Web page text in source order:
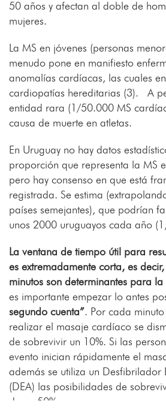
50 años y afectan al doble de
mujeres.
La MS en jóvenes (personas
menudo pone en manifiesto
anomalías cardíacas, las cuales
cardiopatías hereditarias (3). A
entidad rara (1/50.000 MS
causa de muerte en atletas.
En Uruguay no hay datos
proporción que representa la MS
pero hay consenso en que está
registrada. Se estima
países semejantes), que podrían
unos 2000 uruguayos cada año
La ventana de tiempo útil para
es extremadamente corta, es
minutos son determinantes para
es importante empezar lo antes
segundo cuenta”. Por cada
realizar el masaje cardíaco se
de sobrevivir un 10%. Si las
evento inician rápidamente el
además se utiliza un Desfibrilador
(DEA) las posibilidades de
de un 50%.